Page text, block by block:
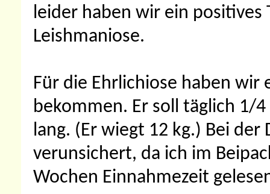
leider haben wir ein positives
Leishmaniose.
Für die Ehrlichiose haben wir
bekommen. Er soll täglich 1/
lang. (Er wiegt 12 kg.) Bei
verunsichert, da ich im
Wochen Einnahmezeit